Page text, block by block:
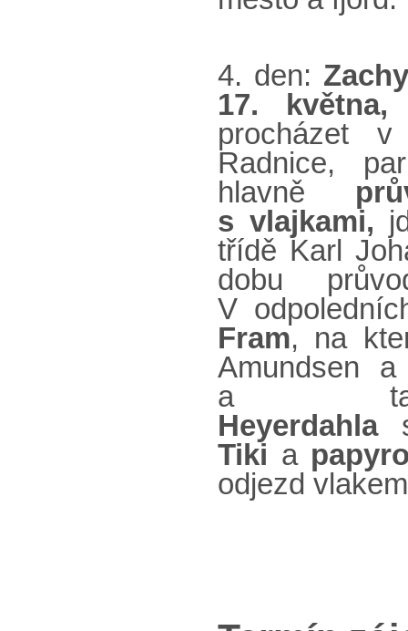
4. den:
17. května,
procházet
Radnice,
hlavně
s vlajkami,
třídě Karl
dobu
V
Fram, na
Amundsen
a
Heyerdahlas
Tiki a
odjezd